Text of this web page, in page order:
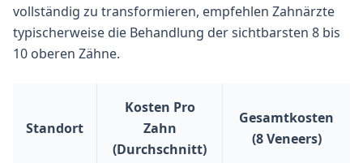
vollständig zu transformieren, empfehlen Zahnärzte
typischerweise die Behandlung der sichtbarsten 8 bis
10 oberen Zähne.
Standort
Kosten Pro
Zahn
(Durchschnitt)
Gesamtkosten
(8 Veneers)